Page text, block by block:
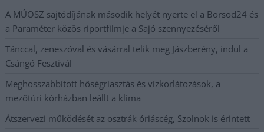
A MÚOSZ sajtódíjának második helyét nyerte el a Borsod24 és
a Paraméter közös riportfilmje a Sajó szennyezéséről
Tánccal, zeneszóval és vásárral telik meg Jászberény, indul a
Csángó Fesztivál
Meghosszabbított hőségriasztás és vízkorlátozások, a
mezőtúri kórházban leállt a klíma
Átszervezi működését az osztrák óriáscég, Szolnok is érintett